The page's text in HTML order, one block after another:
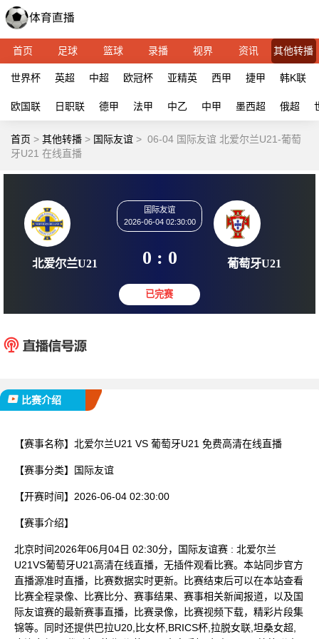
首页 足球 篮球 录播 视界 资讯 其他转播
世界杯 英超 中超 欧冠杯 亚精英 西甲 捷甲 韩K联
欧国联 日职联 德甲 法甲 中乙 中甲 墨西超 俄超
首页 > 其他转播 > 国际友谊 > 06-04 国际友谊 北爱尔兰U21-葡萄
牙U21 在线直播
国际友谊
2026-06-04 02:30:00
0 : 0
比赛介绍
【赛事名称】 北爱尔兰U21 VS 葡萄牙U21 免费高清在线直播
【赛事分类】 国际友谊
【开赛时间】 2026-06-04 02:30:00
【赛事介绍】
北京时间2026年06月04日 02:30分，国际友谊赛 : 北爱尔兰
U21VS葡萄牙U21高清在线直播，无插件观看比赛。本站同步官方
直播源准时直播，比赛数据实时更新。比赛结束后可以在本站查看
比赛全程录像、比赛比分、赛事结果、赛事相关新闻报道，以及国
际友谊赛的最新赛事直播，比赛录像，比赛视频下载，精彩片段集
锦等。同时还提供巴拉U20,比女杯,BRICS杯,拉脱女联,坦桑女超,